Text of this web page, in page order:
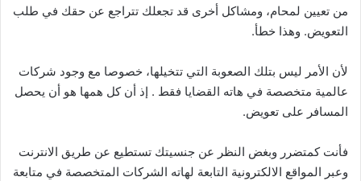
من تعيين لمحام، ومشاكل أخرى قد تجعلك تتراجع عن حقك في طلب
التعويض. وهذا خطأ.
لأن الأمر ليس بتلك الصعوبة التي تتخيلها، خصوصا مع وجود شركات
عالمية متخصصة في هاته القضايا فقط . إذ أن كل همها هو أن يحصل
المسافر على تعويض.
فأنت كمتضرر وبغض النظر عن جنسيتك تستطيع عن طريق الانترنت
وعبر المواقع الالكترونية التابعة لهاته الشركات المتخصصة في متابعة